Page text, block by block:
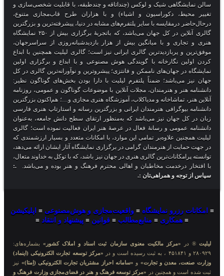
سالن نمایشگاهی شیک و لوکس (چنداتاقه و چندطبقه، با قابلیت شخصی‌سازی و
تغییر محیط، دکوراسیون و اشیاء) و با هزاران طرح قاب‌مجازی متنوع،
درحال‌حاضر درمقایسه با سایر پلتفرم‌های مشابه در دنیا، پیشرفته‌ترین و بزرگترین
گالری آنلاین در کل جهان می‌باشد، که باتجربهٔ برگزاری بیش از ۲۵۰ نمایشگاه
هنری و تجاری و با میانگین بیش از هزار بازدیدشبانه‌روزی از سراسرجهان،
موفق‌ترین و پربازدیدترین گالری ایرانی نیز است؛ گالری لیلیت همچنین با ابداع
کردن اولین نگارخانه با گویندگی هوش مصنوعی و با ابداع و برگزاری اولین
نمایشگاه در جهان‌های ناممکن و فانتزی؛ پیشروترین و نوآورانه‌ترین گالری در کل
جهان نیز می‌باشد؛ ضمناً پلتفرم لیلیت با دارا بودن بخش‌های گوناگون نظیر:
دانشنامه هنر و هنرمندان، مجلات آنلاین با موضوعات گوناگون و عمومی، روزنامه
آنلاین هنر، تماشاخانه و مدیاکلاب، آموزشگاه هنری مجازی و…؛ هم‌اکنون بزرگترین
دانشنامه بیوگرافی هنرمندان ایرانی و بزرگترین رسانه و استارتاپ هنری فارسی
زبان در کل جهان نیز می‌باشد که به‌منظور ارتقای سطح دانش جامعه، به‌عنوان
دانشنامه عمومی و رسانهٔ فعال در عرصهٔ هنر ایران فعالیت نموده است؛ گالری
لیلیت همچنین علاوه‌بر تمامی این موارد، با امکانات متعدد و بسیار ارزشمندی که
در جهت حمایت از هنرمندان گرامی در برگزاری نمایشگاه آثار ایشان ارائه می‌دهد،
توانسته پرامکانات‌ترین گالری هنری در جهان نیز باشد، که با توکل به خداوند متعال،
با افتخار درخدمت مخاطبان و اهالی محترم فرهنگ و هنر بوده و می‌باشد. .:
سپاس از توجه و همراهی‌تان :.
≡ امکانات رزرو نمایشگاه ≡واقعیت‌مجازی و هوش‌مصنوعی ≡ اپلیکیشن
≡ همکاری ≡ منابع‌مطالب ≡ قوانین ≡ پیشنهاد و انتقاد ≡
لیلیت ® در «مرکز مالکیت معنوی سازمان ثبت اسناد و املاک کشور»بشماره‌های:
۲۸۰۹۲۹ و ۴۵۱۸۴۱ ، به ثبت رسیده است و در
«مرکز توسعه تجارت الکترونیکی (اینماد)
وزارت صنعت، معدن و تجارت» و «سامانه احراز مشتریان تجارت الکترونیکی (اِمتا)» نیز
ثبت شده است و همچنین در
«مرکز توسعه فرهنگ و هنر در فضای‌مجازی وزارت فرهنگ و